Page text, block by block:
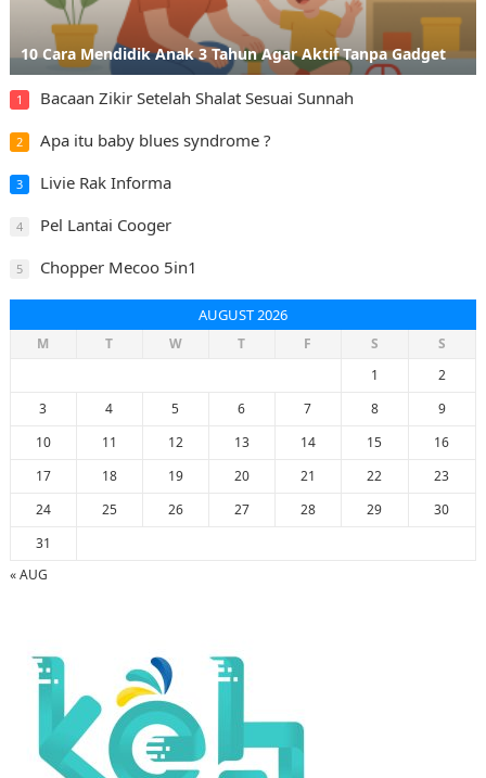
10 Cara Mendidik Anak 3 Tahun Agar Aktif Tanpa Gadget
1 Bacaan Zikir Setelah Shalat Sesuai Sunnah
2 Apa itu baby blues syndrome ?
3 Livie Rak Informa
4 Pel Lantai Cooger
5 Chopper Mecoo 5in1
AUGUST 2026
M T W T F S
S
1
2
3
4 5 6 7 8
9
10
11 12 13 14 15
16
17
18 19 20 21 22
23
24
25 26 27 28 29
30
31
« AUG